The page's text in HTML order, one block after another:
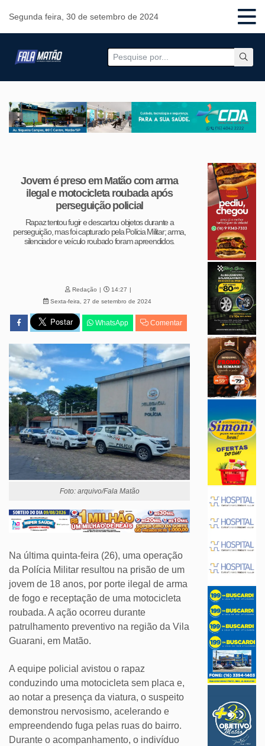
Segunda feira, 30 de setembro de 2024
Jovem é preso em Matão com arma
ilegal e motocicleta roubada após
perseguição policial
Rapaz tentou fugir e descartou objetos durante a
perseguição, mas foi capturado pela Polícia Militar; arma,
silenciador e veículo roubado foram apreendidos.
Redação
14:27
Sexta-feira, 27 de setembro de 2024
WhatsApp Comentar
Foto: arquivo/Fala Matão
Na última quinta-feira (26), uma operação
da Polícia Militar resultou na prisão de um
jovem de 18 anos, por porte ilegal de arma
de fogo e receptação de uma motocicleta
roubada. A ação ocorreu durante
patrulhamento preventivo na região da Vila
Guarani, em Matão.
A equipe policial avistou o rapaz
conduzindo uma motocicleta sem placa e,
ao notar a presença da viatura, o suspeito
demonstrou nervosismo, acelerando e
empreendendo fuga pelas ruas do bairro.
Durante o acompanhamento, o indivíduo